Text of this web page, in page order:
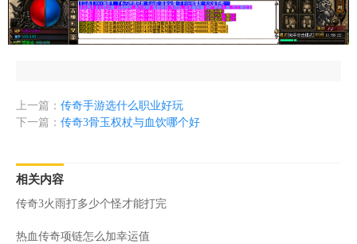
上一篇： 传奇手游选什么职业好玩
下一篇： 传奇3骨玉权杖与血饮哪个好
相关内容
传奇3火雨打多少个怪才能打完
热血传奇项链怎么加幸运值